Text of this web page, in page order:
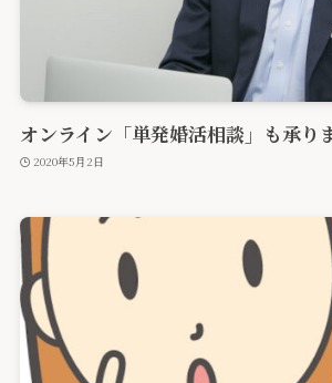
オンライン「単発婚活相談」も承り
2020年5月2日